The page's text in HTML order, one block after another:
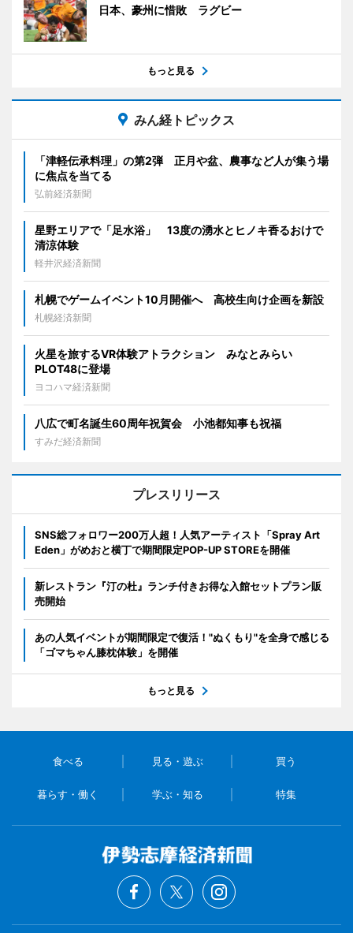
日本、豪州に惜敗 ラグビー
もっと見る
みん経トピックス
「津軽伝承料理」の第2弾 正月や盆、農事など人が集う場
に焦点を当てる
弘前経済新聞
星野エリアで「足水浴」 13度の湧水とヒノキ香るおけで
清涼体験
軽井沢経済新聞
札幌でゲームイベント10月開催へ 高校生向け企画を新設
札幌経済新聞
火星を旅するVR体験アトラクション みなとみらい
PLOT48に登場
ヨコハマ経済新聞
八広で町名誕生60周年祝賀会 小池都知事も祝福
すみだ経済新聞
プレスリリース
SNS総フォロワー200万人超！人気アーティスト「Spray Art
Eden」がめおと横丁で期間限定POP-UP STOREを開催
新レストラン『汀の杜』ランチ付きお得な入館セットプラン販
売開始
あの人気イベントが期間限定で復活！"ぬくもり"を全身で感じる
「ゴマちゃん膝枕体験」を開催
もっと見る
食べる 見る・遊ぶ 買う
暮らす・働く 学ぶ・知る 特集